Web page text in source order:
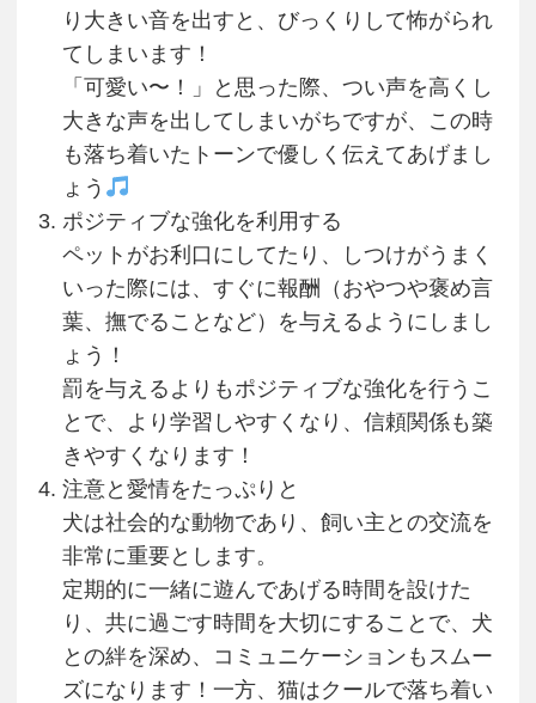
り大きい音を出すと、びっくりして怖がられ
てしまいます！
「可愛い〜！」と思った際、つい声を高くし
大きな声を出してしまいがちですが、この時
も落ち着いたトーンで優しく伝えてあげまし
ょう
ポジティブな強化を利用する
ペットがお利口にしてたり、しつけがうまく
いった際には、すぐに報酬（おやつや褒め言
葉、撫でることなど）を与えるようにしまし
ょう！
罰を与えるよりもポジティブな強化を行うこ
とで、より学習しやすくなり、信頼関係も築
きやすくなります！
注意と愛情をたっぷりと
犬は社会的な動物であり、飼い主との交流を
非常に重要とします。
定期的に一緒に遊んであげる時間を設けた
り、共に過ごす時間を大切にすることで、犬
との絆を深め、コミュニケーションもスムー
ズになります！一方、猫はクールで落ち着い